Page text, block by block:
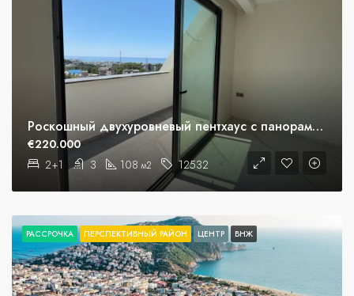
Роскошный двухуровневый пентхаус с панорамным видом на море в Авсалларе, Аланья
2+1 3 108 м2 12532
€220.000
РАССРОЧКА ПЕРСПЕКТИВНЫЙ РАЙОН ЦЕНТР ВНЖ